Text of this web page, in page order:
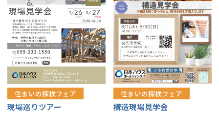
住まいの探検フェア
現場巡りツアー
住まいの探検フェア
構造現場見学会